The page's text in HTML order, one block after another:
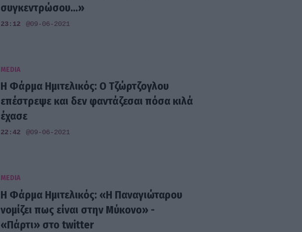
συγκεντρώσου...»
23:12 @09-06-2021
MEDIA
Η Φάρμα Ημιτελικός: Ο Τζώρτζογλου
επέστρεψε και δεν φαντάζεσαι πόσα κιλά
έχασε
22:42 @09-06-2021
MEDIA
Η Φάρμα Ημιτελικός: «Η Παναγιώταρου
νομίζει πως είναι στην Μύκονο» -
«Πάρτι» στο twitter